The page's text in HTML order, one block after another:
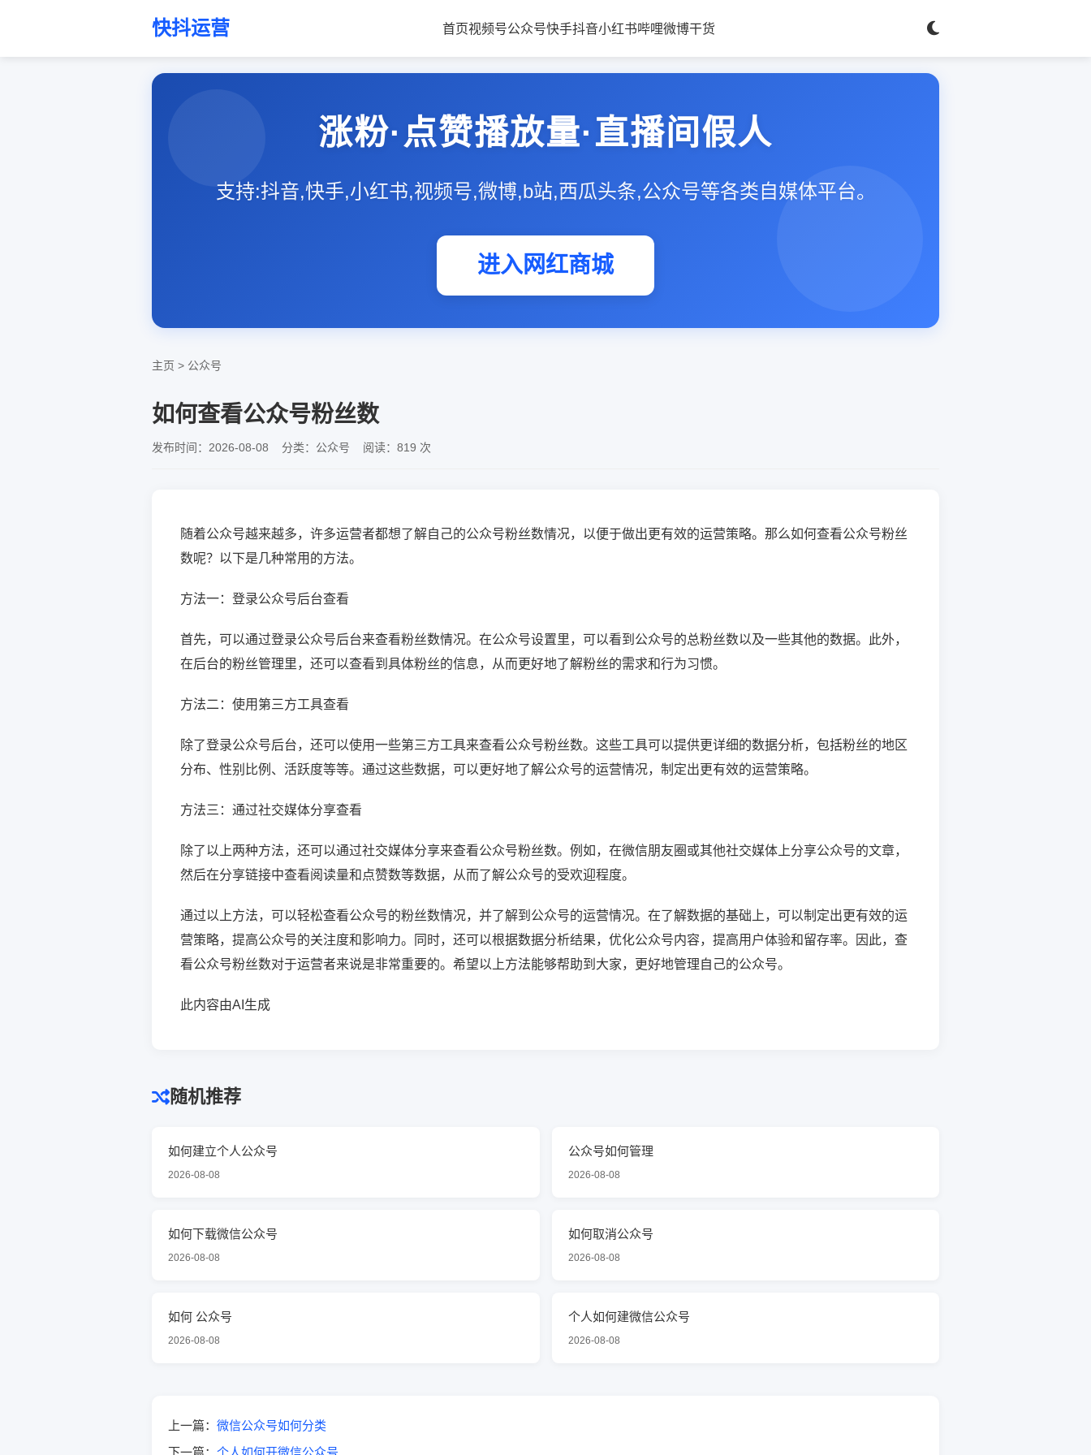
快抖运营 首页视频号公众号快手抖音小红书哔哩微博干货
涨粉·点赞播放量·直播间假人
支持:抖音,快手,小红书,视频号,微博,b站,西瓜头条,公众号等各类自媒体平台。
进入网红商城
主页 > 公众号
如何查看公众号粉丝数
发布时间：2026-08-08 分类：公众号 阅读：819 次
随着公众号越来越多，许多运营者都想了解自己的公众号粉丝数情况，以便于做出更有效的运营策略。那么如何查看公众号粉丝
数呢？以下是几种常用的方法。
方法一：登录公众号后台查看
首先，可以通过登录公众号后台来查看粉丝数情况。在公众号设置里，可以看到公众号的总粉丝数以及一些其他的数据。此外，
在后台的粉丝管理里，还可以查看到具体粉丝的信息，从而更好地了解粉丝的需求和行为习惯。
方法二：使用第三方工具查看
除了登录公众号后台，还可以使用一些第三方工具来查看公众号粉丝数。这些工具可以提供更详细的数据分析，包括粉丝的地区
分布、性别比例、活跃度等等。通过这些数据，可以更好地了解公众号的运营情况，制定出更有效的运营策略。
方法三：通过社交媒体分享查看
除了以上两种方法，还可以通过社交媒体分享来查看公众号粉丝数。例如，在微信朋友圈或其他社交媒体上分享公众号的文章，
然后在分享链接中查看阅读量和点赞数等数据，从而了解公众号的受欢迎程度。
通过以上方法，可以轻松查看公众号的粉丝数情况，并了解到公众号的运营情况。在了解数据的基础上，可以制定出更有效的运
营策略，提高公众号的关注度和影响力。同时，还可以根据数据分析结果，优化公众号内容，提高用户体验和留存率。因此，查
看公众号粉丝数对于运营者来说是非常重要的。希望以上方法能够帮助到大家，更好地管理自己的公众号。
此内容由AI生成
随机推荐
如何建立个人公众号
2026-08-08
公众号如何管理
2026-08-08
如何下载微信公众号
2026-08-08
如何取消公众号
2026-08-08
如何 公众号
2026-08-08
个人如何建微信公众号
2026-08-08
上一篇： 微信公众号如何分类
下一篇： 个人如何开微信公众号